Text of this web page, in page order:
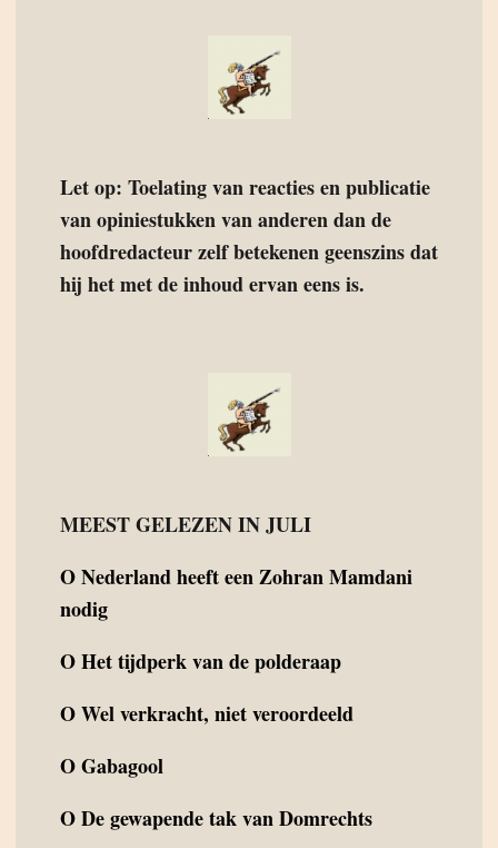
Let op: Toelating van reacties en publicatie
van opiniestukken van anderen dan de
hoofdredacteur zelf betekenen geenszins dat
hij het met de inhoud ervan eens is.
MEEST GELEZEN IN JULI
ONederland heeft een Zohran Mamdani
nodig
OHet tijdperk van de polderaap
OWel verkracht, niet veroordeeld
OGabagool
ODe gewapende tak van Domrechts